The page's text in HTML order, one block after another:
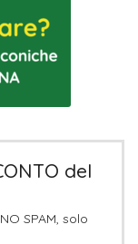
del
SPAM, solo